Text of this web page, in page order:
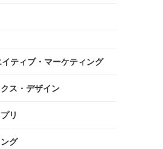
ティブ・マーケティング
ス・デザイン
リ
グ